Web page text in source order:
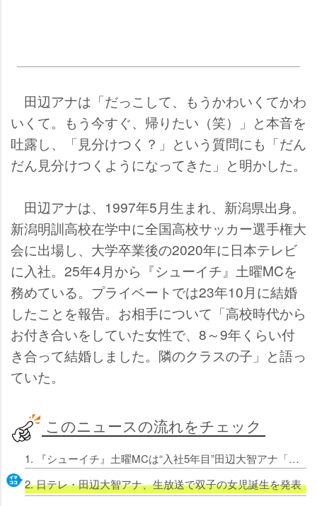
田辺アナは「だっこして、もうかわいくてかわ
いくて。もう今すぐ、帰りたい（笑）」と本音を
吐露し、「見分けつく？」という質問にも「だん
だん見分けつくようになってきた」と明かした。
田辺アナは、1997年5月生まれ、新潟県出身。
新潟明訓高校在学中に全国高校サッカー選手権大
会に出場し、大学卒業後の2020年に日本テレビ
に入社。25年4月から『シューイチ』土曜MCを
務めている。プライベートでは23年10月に結婚
したことを報告。お相手について「高校時代から
お付き合いをしていた女性で、8～9年くらい付
き合って結婚しました。隣のクラスの子」と語っ
ていた。
このニュースの流れをチェック
1. 『シューイチ』土曜MCは“入社5年目”田辺大智アナ「ありのまままっすぐ挑戦していきたい」
2. 日テレ・田辺大智アナ、生放送で双子の女児誕生を発表